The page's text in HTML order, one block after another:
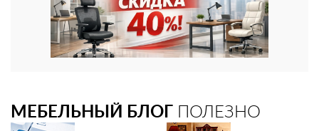
МЕБЕЛЬНЫЙ БЛОГ ПОЛЕЗНО